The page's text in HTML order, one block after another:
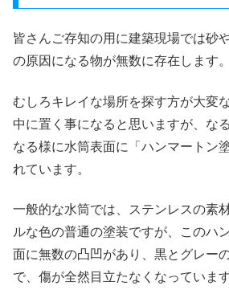
皆さんご存知の用に建築現場では砂
の原因になる物が無数に存在します。
むしろキレイな場所を探す方が大変
中に置く事になると思いますが、な
なる様に水筒表面に「ハンマートン
れています。
一般的な水筒では、ステンレスの素
ルな色の普通の塗装ですが、このハ
面に無数の凸凹があり、黒とグレー
で、傷が全然目立たなくなっています